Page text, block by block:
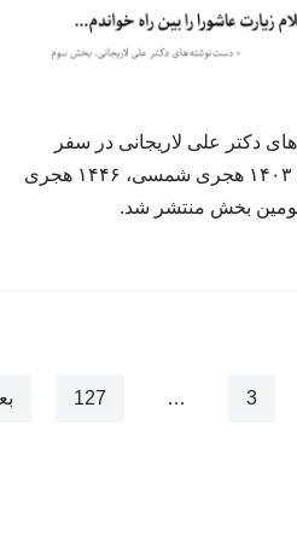
دکتر علی لاریجانی در سفر
اربعین سال ۱۴۰۳ هجری شمسی، ۱۴۴۶ هجری
بخش منتشر شد.
3
…
127